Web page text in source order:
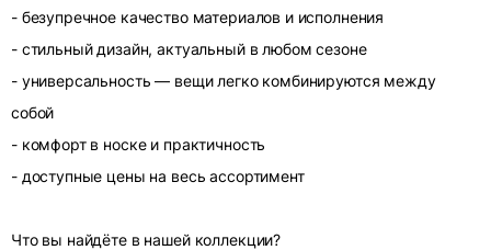
- безупречное качество материалов и исполнения
- стильный дизайн, актуальный в любом сезоне
- универсальность — вещи легко комбинируются между
собой
- комфорт в носке и практичность
- доступные цены на весь ассортимент
Что вы найдёте в нашей коллекции?